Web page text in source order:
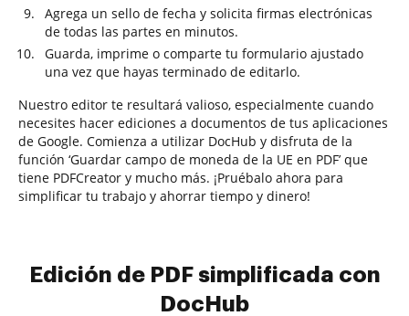
Agrega un sello de fecha y solicita firmas electrónicas
de todas las partes en minutos.
Guarda, imprime o comparte tu formulario ajustado
una vez que hayas terminado de editarlo.
Nuestro editor te resultará valioso, especialmente cuando
necesites hacer ediciones a documentos de tus aplicaciones
de Google. Comienza a utilizar DocHub y disfruta de la
función ‘Guardar campo de moneda de la UE en PDF’ que
tiene PDFCreator y mucho más. ¡Pruébalo ahora para
simplificar tu trabajo y ahorrar tiempo y dinero!
Edición de PDF simplificada con
DocHub